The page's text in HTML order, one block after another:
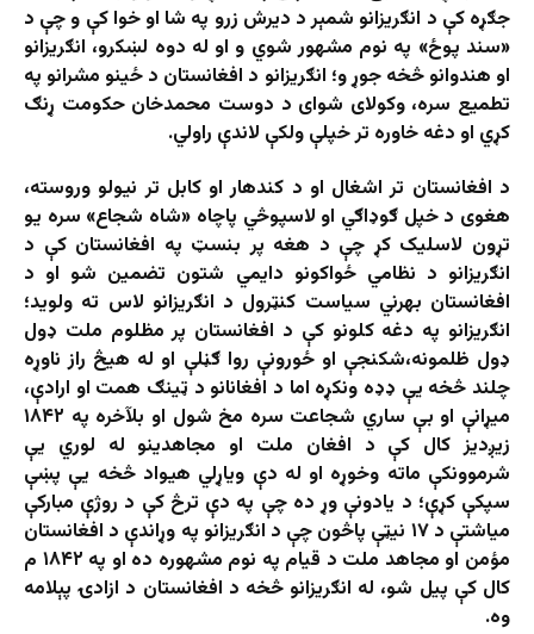
جګړه کې د انګریزانو شمېر د دیرش زرو په شا او خوا کې و چې د
«سند پوځ» په نوم مشهور شوي و او له دوه لښکرو، انګریزانو
او هندوانو څخه جوړ و؛ انګریزانو د افغانستان د ځینو مشرانو په
تطمیع سره، وکولای شوای د دوست محمدخان حکومت ړنګ
کړي او دغه خاوره تر خپلې ولکې لاندې راولي.
د افغانستان تر اشغال او د کندهار او کابل تر نیولو وروسته،
هغوی د خپل ګوډاګي او لاسپوڅي پاچاه «شاه شجاع» سره یو
تړون لاسلیک کړ چې د هغه پر بنسټ په افغانستان کې د
انګریزانو د نظامي ځواکونو دایمي شتون تضمین شو او د
افغانستان بهرني سیاست کنټرول د انګریزانو لاس ته ولوید؛
انګریزانو په دغه کلونو کې د افغانستان پر مظلوم ملت ډول
ډول ظلمونه،شکنجې او ځورونې روا ګڼلې او له هیڅ راز ناوړه
چلند څخه یې ډډه ونکړه اما د افغانانو د ټینګ همت او ارادې،
میړانې او بې ساري شجاعت سره مخ شول او بلآخره په ۱۸۴۲
زیږدیز کال کې د افغان ملت او مجاهدینو له لوري یې
شرموونکې ماته وخوړه او له دې ویاړلي هیواد څخه یې پښې
سپکې کړې؛ د یادونې وړ ده چې په دې ترڅ کې د روژې مبارکې
میاشتې د ۱۷ نیټې پاڅون چې د انګریزانو په وړاندې د افغانستان
مؤمن او مجاهد ملت د قیام په نوم مشهوره ده او په ۱۸۴۲ م
کال کې پیل شو، له انګریزانو څخه د افغانستان د ازادۍ پېلامه
وه.